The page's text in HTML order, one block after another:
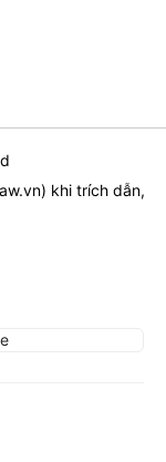
) khi trích dẫn,